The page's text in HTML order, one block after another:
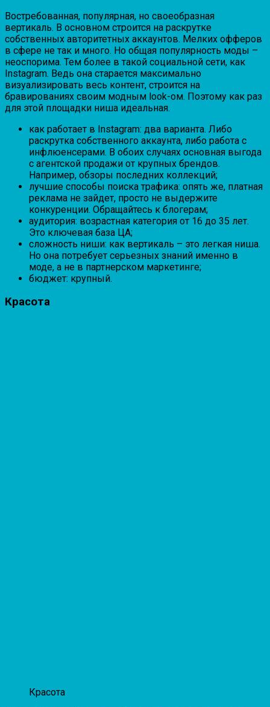
Востребованная, популярная, но своеобразная
вертикаль. В основном строится на раскрутке
собственных авторитетных аккаунтов. Мелких офферов
в сфере не так и много. Но общая популярность моды –
неоспорима. Тем более в такой социальной сети, как
Instagram. Ведь она старается максимально
визуализировать весь контент, строится на
бравированиях своим модным look-ом. Поэтому как раз
для этой площадки ниша идеальная.
как работает в Instagram: два варианта. Либо
раскрутка собственного аккаунта, либо работа с
инфлюенсерами. В обоих случаях основная выгода
с агентской продажи от крупных брендов.
Например, обзоры последних коллекций;
лучшие способы поиска трафика: опять же, платная
реклама не зайдет, просто не выдержите
конкуренции. Обращайтесь к блогерам;
аудитория: возрастная категория от 16 до 35 лет.
Это ключевая база ЦА;
сложность ниши: как вертикаль – это легкая ниша.
Но она потребует серьезных знаний именно в
моде, а не в партнерском маркетинге;
бюджет: крупный.
Красота
Красота